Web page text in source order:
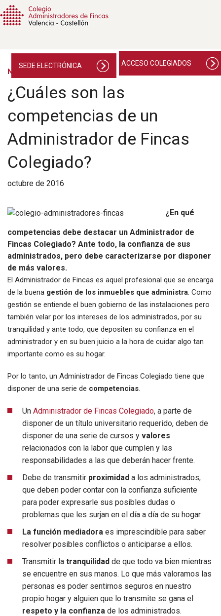
ACCESO COLEGIADOS
SEDE ELECTRÓNICA
NOTICIAS
¿Cuáles son las
competencias de un
Administrador de Fincas
Colegiado?
octubre de 2016
¿En qué
competencias debe destacar un Administrador de
Fincas Colegiado? Ante todo, la confianza de sus
administrados, pero debe caracterizarse por disponer
de más valores.
El Administrador de Fincas es aquel profesional que se encarga
de la buena gestión de los inmuebles que administra. Como
gestión se entiende el buen gobierno de las instalaciones pero
también velar por los intereses de los administrados, por su
tranquilidad y ante todo, que depositen su confianza en el
administrador y en su buen juicio a la hora de cuidar algo tan
importante como es su hogar.
Por lo tanto, un Administrador de Fincas Colegiado tiene que
disponer de una serie de competencias.
Un Administrador de Fincas Colegiado, a parte de
disponer de un título universitario requerido, deben de
disponer de una serie de cursos y valores
relacionados con la labor que cumplen y las
responsabilidades a las que deberán hacer frente.
Debe de transmitir proximidad a los administrados,
que deben poder contar con la confianza suficiente
para poder expresarle sus posibles dudas o
problemas que les surjan en el día a día de su hogar.
La función mediadora es imprescindible para saber
resolver posibles conflictos o anticiparse a ellos.
Transmitir la tranquilidad de que todo va bien mientras
se encuentre en sus manos. Lo que más valoramos las
personas es poder sentirnos seguros en nuestro
propio hogar y alguien que lo transmite se gana el
respeto y la confianza de los administrados.